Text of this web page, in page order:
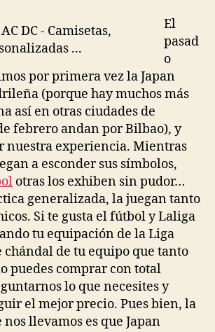
El
pasad
o
por primera vez la Japan
(porque hay muchos más
así en otras ciudades de
febrero andan por Bilbao), y
nuestra experiencia. Mientras
a esconder sus símbolos,
otras los exhiben sin pudor…
generalizada, la juegan tanto
Si te gusta el fútbol y Laliga
tu equipación de la Liga
chándal de tu equipo que tanto
puedes comprar con total
lo que necesites y
el mejor precio. Pues bien, la
llevamos es que Japan